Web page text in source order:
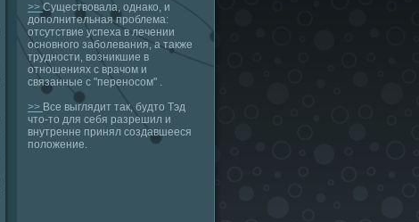
>>Существовала, однако, и
дополнительная проблема:
отсутствие успеха в лечении
основного заболевания, а также
трудности, возникшие в
отношениях с врачом и
связанные с "переносом" .
>> Все выглядит так, будто Тэд
что-то для себя разрешил и
внутренне принял создавшееся
положение.